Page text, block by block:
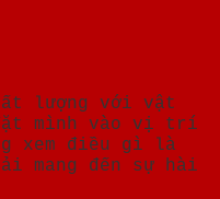
lượng với vật
mình vào vị trí
xem điều gì là
mang đến sự hài